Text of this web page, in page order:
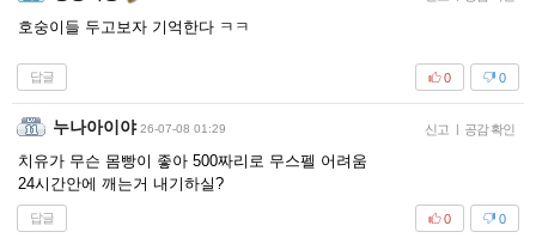
호숭이들 두고보자 기억한다 ㅋㅋ
답글 0
0
누나아이야 26-07-08 01:29 신고 | 공감 확인
치유가 무슨 몸빵이 좋아 500짜리로 무스펠 어려움
24시간안에 깨는거 내기하실?
답글 0
0